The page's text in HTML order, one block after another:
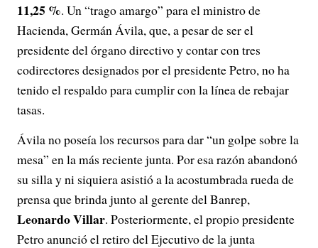
11,25 %. Un “trago amargo” para el ministro de
Hacienda, Germán Ávila, que, a pesar de ser el
presidente del órgano directivo y contar con tres
codirectores designados por el presidente Petro, no ha
tenido el respaldo para cumplir con la línea de rebajar
tasas.
Ávila no poseía los recursos para dar “un golpe sobre la
mesa” en la más reciente junta. Por esa razón abandonó
su silla y ni siquiera asistió a la acostumbrada rueda de
prensa que brinda junto al gerente del Banrep,
Leonardo Villar. Posteriormente, el propio presidente
Petro anunció el retiro del Ejecutivo de la junta